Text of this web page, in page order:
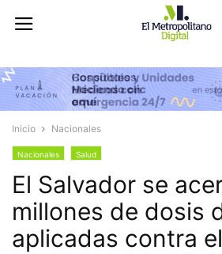
Inicio Nacionales
Nacionales Salud
El Salvador se
millones de dosis
aplicadas contra